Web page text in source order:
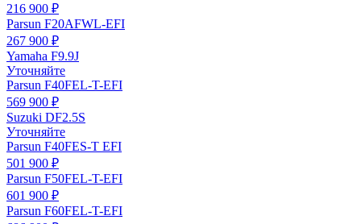
216 900 ₽
Parsun F20AFWL-EFI
267 900 ₽
Yamaha F9.9J
Уточняйте
Parsun F40FEL-T-EFI
569 900 ₽
Suzuki DF2.5S
Уточняйте
Parsun F40FES-T EFI
501 900 ₽
Parsun F50FEL-T-EFI
601 900 ₽
Parsun F60FEL-T-EFI